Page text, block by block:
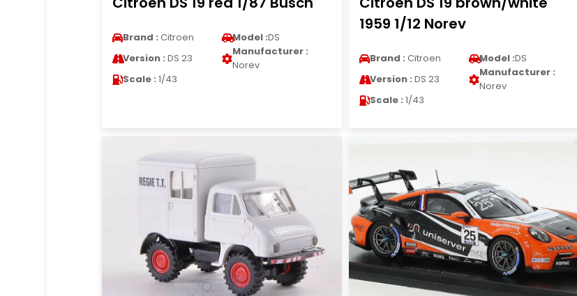
Brand : Citroen Model :DS
Version : DS 23
Manufacturer :
Norev
Scale : 1/43
1959 1/12 Norev
Brand : Citroen Model :DS
Version : DS 23
Manufacturer :
Norev
Scale : 1/43